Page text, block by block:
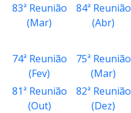
83ª Reunião
(Mar)
84ª Reunião
(Abr)
74ª Reunião
(Fev)
75ª Reunião
(Mar)
81ª Reunião
(Out)
82ª Reunião
(Dez)